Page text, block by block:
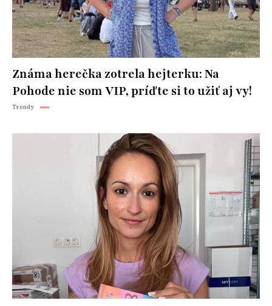
Známa herečka zotrela hejterku: Na
Pohode nie som VIP, príďte si to užiť aj vy!
Trendy